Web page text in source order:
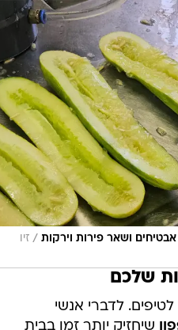
ושאר פירות וירקות / זיו
שלכם
לדברי אנשי
שיחזיק יותר זמן בבית